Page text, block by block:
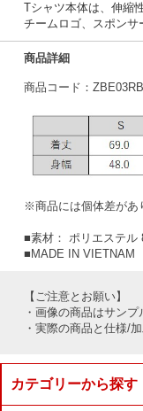
Tシャツ本体は、伸縮
チームロゴ、スポン
商品詳細
商品コード：
※商品には個体差があ
■素材： ポリエステル
■MADE IN VIETNAM
【ご注意とお願い】
・画像の商品はサンプ
・実際の商品と仕様/
カテゴリーから探す